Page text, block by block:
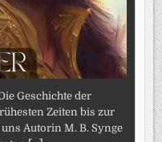
Geschichte der
Zeiten bis zur
Autorin M. B. Synge